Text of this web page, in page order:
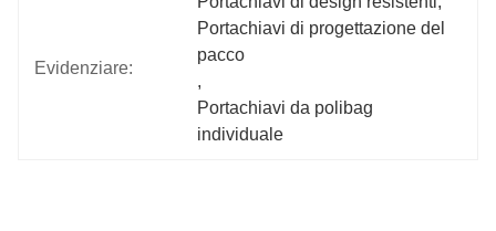
Evidenziare:
Portachiavi di progettazione del
pacco
,
Portachiavi da polibag
individuale